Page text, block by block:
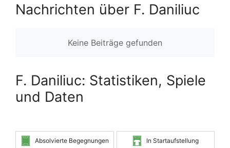
Nachrichten über F. Daniliuc
Keine Beiträge gefunden
F. Daniliuc: Statistiken, Spiele
und Daten
Absolvierte Begegnungen In Startaufstellung